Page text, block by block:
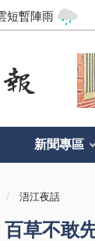
短暫陣雨
新聞專區
浯江夜話
百草不敢